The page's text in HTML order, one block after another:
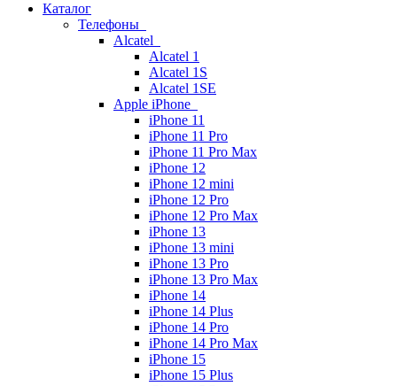
Каталог
Телефоны
Alcatel
Alcatel 1
Alcatel 1S
Alcatel 1SE
Apple iPhone
iPhone 11
iPhone 11 Pro
iPhone 11 Pro Max
iPhone 12
iPhone 12 mini
iPhone 12 Pro
iPhone 12 Pro Max
iPhone 13
iPhone 13 mini
iPhone 13 Pro
iPhone 13 Pro Max
iPhone 14
iPhone 14 Plus
iPhone 14 Pro
iPhone 14 Pro Max
iPhone 15
iPhone 15 Plus